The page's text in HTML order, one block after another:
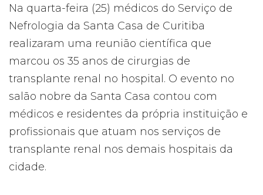
Na quarta-feira (25) médicos do Serviço de
Nefrologia da Santa Casa de Curitiba
realizaram uma reunião científica que
marcou os 35 anos de cirurgias de
transplante renal no hospital. O evento no
salão nobre da Santa Casa contou com
médicos e residentes da própria instituição e
profissionais que atuam nos serviços de
transplante renal nos demais hospitais da
cidade.